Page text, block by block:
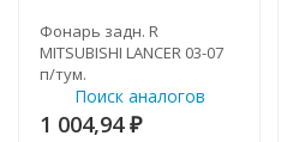
Фонарь задн. R
MITSUBISHI LANCER 03-07
п/тум.
Поиск аналогов
1 004,94 ₽